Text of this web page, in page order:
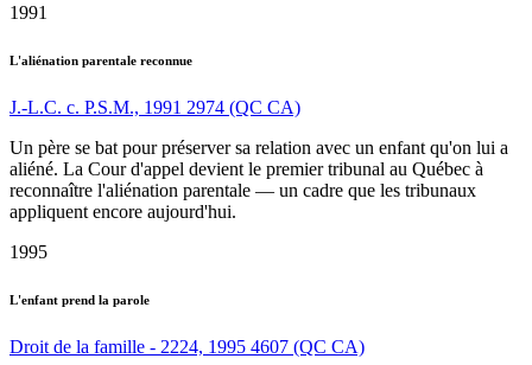
1991
L'aliénation parentale reconnue
J.-L.C. c. P.S.M., 1991 2974 (QC CA)
Un père se bat pour préserver sa relation avec un enfant qu'on lui a
aliéné. La Cour d'appel devient le premier tribunal au Québec à
reconnaître l'aliénation parentale — un cadre que les tribunaux
appliquent encore aujourd'hui.
1995
L'enfant prend la parole
Droit de la famille - 2224, 1995 4607 (QC CA)